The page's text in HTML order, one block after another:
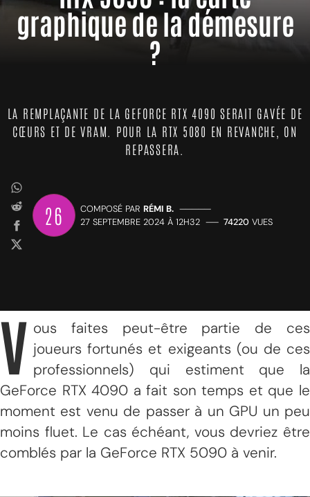
graphique de la démesure
?
LA REMPLAÇANTE DE LA GEFORCE RTX 4090 SERAIT GAVÉE DE
CŒURS ET DE VRAM. POUR LA RTX 5080 EN REVANCHE, ON
REPASSERA.
26 COMPOSÉ PAR RÉMI B. —————
27 SEPTEMBRE 2024 À 12H32 —— 74220 VUES
V ous faites peut-être partie de ces
joueurs fortunés et exigeants (ou de ces
professionnels) qui estiment que la
GeForce RTX 4090 a fait son temps et que le
moment est venu de passer à un GPU un peu
moins fluet. Le cas échéant, vous devriez être
comblés par la GeForce RTX 5090 à venir.